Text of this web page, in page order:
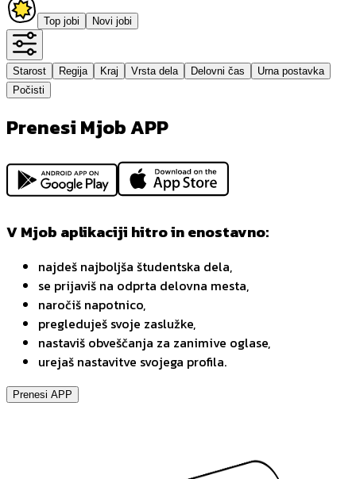
Top jobi Novi jobi
Starost Regija Kraj Vrsta dela Delovni čas
Urna postavka
Počisti
Prenesi Mjob APP
V Mjob aplikaciji hitro in enostavno:
najdeš najboljša študentska dela,
se prijaviš na odprta delovna mesta,
naročiš napotnico,
pregleduješ svoje zaslužke,
nastaviš obveščanja za zanimive oglase,
urejaš nastavitve svojega profila.
Prenesi APP